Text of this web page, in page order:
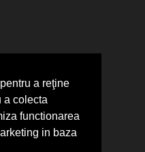
a reţine
a colecta
functionarea
in baza